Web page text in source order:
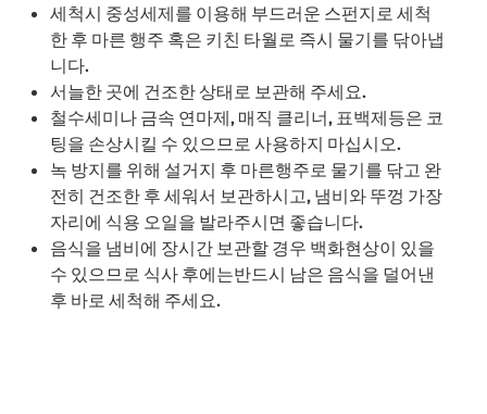
세척시 중성세제를 이용해 부드러운 스펀지로 세척
한 후 마른 행주 혹은 키친 타월로 즉시 물기를 닦아냅
니다.
서늘한 곳에 건조한 상태로 보관해 주세요.
철수세미나 금속 연마제, 매직 클리너, 표백제등은 코
팅을 손상시킬 수 있으므로 사용하지 마십시오.
녹 방지를 위해 설거지 후 마른행주로 물기를 닦고 완
전히 건조한 후 세워서 보관하시고, 냄비와 뚜껑 가장
자리에 식용 오일을 발라주시면 좋습니다.
음식을 냄비에 장시간 보관할 경우 백화현상이 있을
수 있으므로 식사 후에는반드시 남은 음식을 덜어낸
후 바로 세척해 주세요.